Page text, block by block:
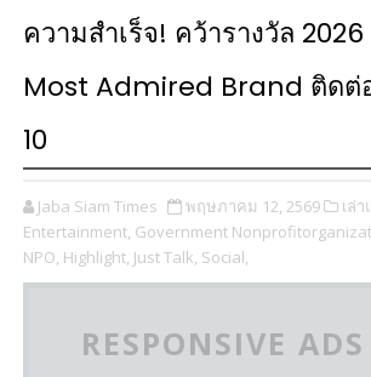
ความสำเร็จ! คว้ารางวัล
Most Admired Brand ติดต่
10
Jaba Siam Times พฤษภาคม 12, 2569
เล่
Entertainment, Government
NPO, Highlight, Just Talk, Social,
RESPONSIVE ADS